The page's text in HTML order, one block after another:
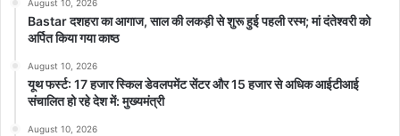
धनु राशि (Sagittarius)
फलदायक रहने वाला है. कल आप वरिष्ठ सदस्य के साथ कुछ समय व्यतीत करेंगे
और यह सीखेंगे की धन को कैसे संचय किया जाता है, जिससे भविष्य में कोई परेशानी
ना हो. कल आपको कोई रिश्तेदार आपसे धन की मदद मांग सकता है, जो आप करेंगे.
August 10, 2026
Bastar दशहरा का आगाज, साल की लकड़ी से शुरू हुई पहली रस्म; मां दंतेश्वरी को
अर्पित किया गया काष्ठ
August 10, 2026
यूथ फर्स्ट: 17 हजार स्किल डेवलपमेंट सेंटर और 15 हजार से अधिक आईटीआई
संचालित हो रहे देश में: मुख्यमंत्री
August 10, 2026